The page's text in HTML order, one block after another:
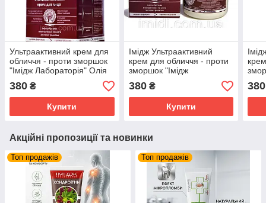
Ультраактивний крем для
обличчя - проти зморшок
"Імідж Лабораторія" Олія
Аргани гіалуронова
кислота
380 ₴
Купити
Імідж Ультраактивний
крем для обличчя - проти
зморшок "Імідж
Лабораторія"
380₴
Купити
380
Акційні пропозиції та новинки
Топ продажів Топ продажів